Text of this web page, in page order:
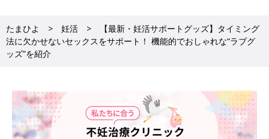
たまひよ 妊活
【最新・妊活サポートグッズ】タイミング
法に欠かせないセックスをサポート！ 機能的でおしゃれな“ラブグ
ッズ”を紹介